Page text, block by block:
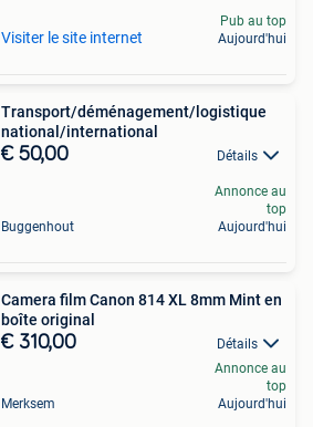
Visiter le site internet
Pub au top
Aujourd'hui
Transport/déménagement/logistique
national/international
€ 50,00 Détails
Buggenhout
Annonce au
top
Aujourd'hui
Camera film Canon 814 XL 8mm Mint en
boîte original
€ 310,00 Détails
Merksem
Annonce au
top
Aujourd'hui